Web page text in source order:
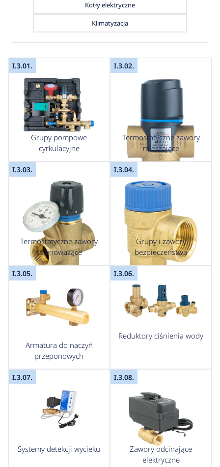
Kotły elektryczne
Klimatyzacja
I.3.01.
Grupy pompowe
cyrkulacyjne
I.3.02.
Termostatyczne zawory
mieszające
I.3.03.
Termostatyczne zawory
równoważące
I.3.04.
Grupy i zawory
bezpieczeństwa
I.3.05.
Armatura do naczyń
przeponowych
I.3.06.
Reduktory ciśnienia wody
I.3.07.
Systemy detekcji wycieku
I.3.08.
Zawory odcinające
elektryczne